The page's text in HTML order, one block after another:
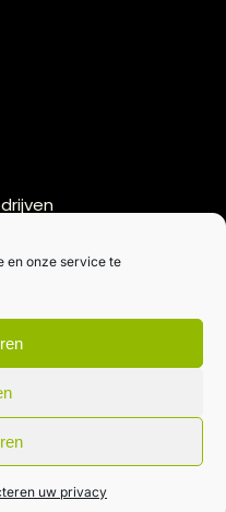
en onze service te
uw privacy
inbox.
| gemaakt met door